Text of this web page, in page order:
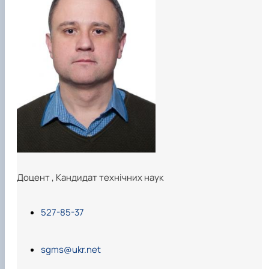
Карлаш Олександр Петрович
Гаркуша Наталія Миколаївна
Кіру Валентина Василівна
Ямков Олександр Володимирович
Білоконь Ольга Борисівна
Тихий Олександр Іванович
527-85-37
sgms@ukr.net
Доцент, Кандидат технічних наук